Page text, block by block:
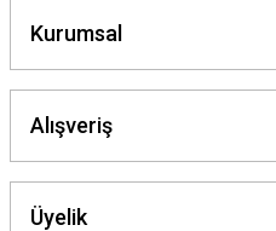
Kurumsal
Alışveriş
Üyelik